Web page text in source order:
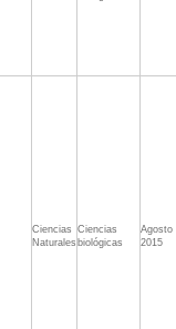
Ciencias
Naturales
Ciencias
biológicas
Agosto
2015